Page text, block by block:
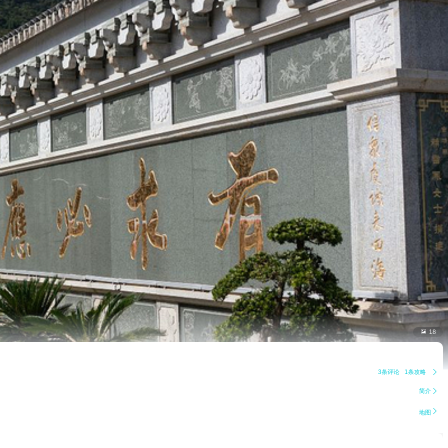
 18
3条评论 1条攻略 
简介 
地图 